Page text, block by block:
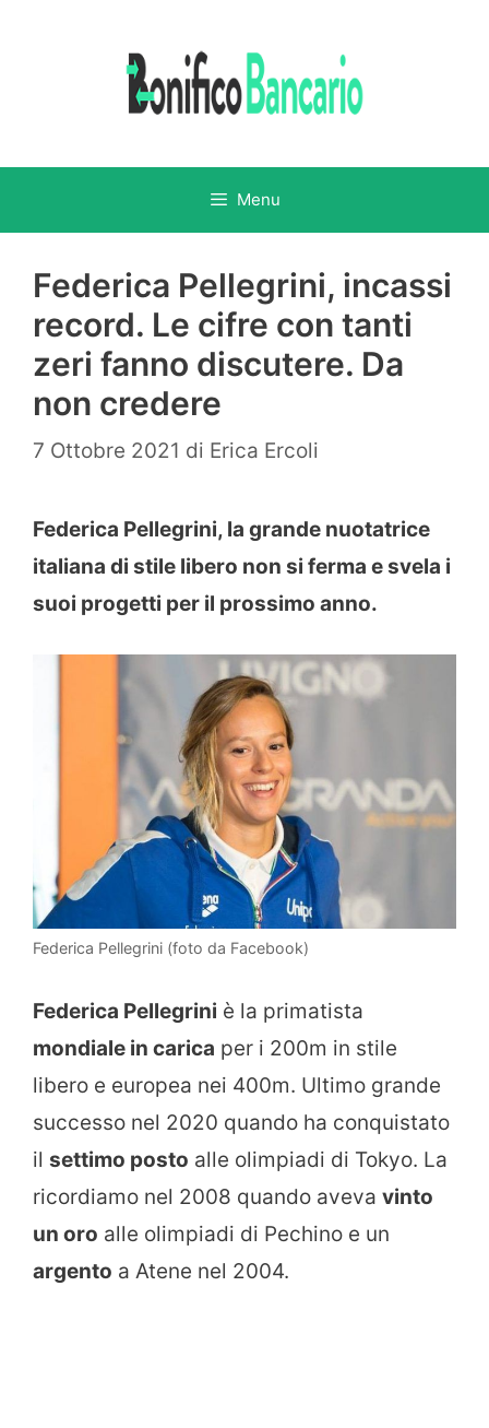
Menu
Federica Pellegrini, incassi
record. Le cifre con tanti
zeri fanno discutere. Da
non credere
7 Ottobre 2021 di Erica Ercoli
Federica Pellegrini, la grande nuotatrice
italiana di stile libero non si ferma e svela i
suoi progetti per il prossimo anno.
Federica Pellegrini (foto da Facebook)
Federica Pellegrini è la primatista
mondiale in carica per i 200m in stile
libero e europea nei 400m. Ultimo grande
successo nel 2020 quando ha conquistato
il settimo posto alle olimpiadi di Tokyo. La
ricordiamo nel 2008 quando aveva vinto
un oro alle olimpiadi di Pechino e un
argento a Atene nel 2004.